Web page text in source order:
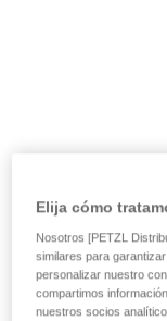
Elija cómo
Nosotros [PETZL
similares para
personalizar nuestro
compartimos
nuestros socios